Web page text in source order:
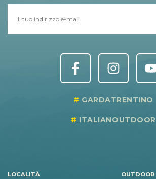
GARDATRENTINO
ITALIANOUTDOOR
LOCALITÀ OUTDOOR